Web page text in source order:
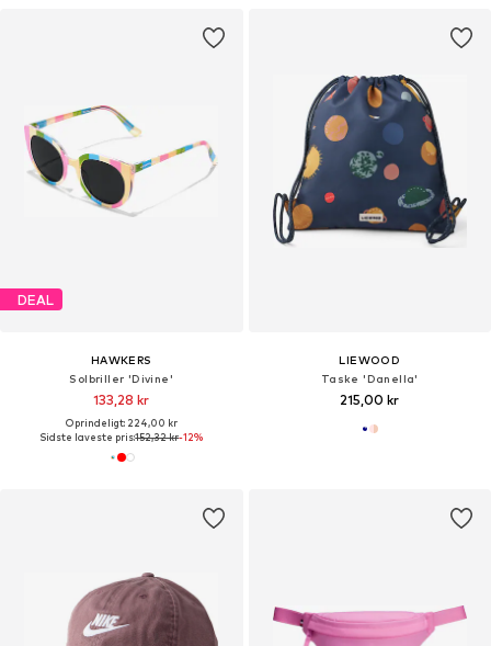
DEAL
HAWKERS
Solbriller 'Divine'
133,28 kr
Oprindeligt: 224,00 kr
Sidste laveste pris:152,32 kr-12%
LIEWOOD
Taske 'Danella'
215,00 kr